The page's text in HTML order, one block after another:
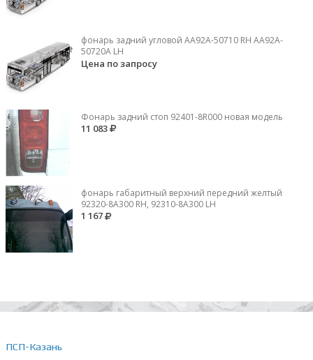
фонарь задний угловой AA92A-50710 RH AA92A-
50720A LH
Цена по запросу
Фонарь задний стоп 92401-8R000 новая модель
11 083
фонарь габаритный верхний передний желтый
92320-8A300 RH, 92310-8А300 LH
1 167
ПСП-Казань